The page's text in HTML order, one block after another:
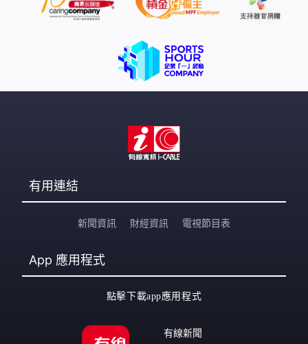
有用連結
新聞資訊 財經資訊 電視節目表
App 應用程式
點擊下載app應用程式
有線新聞